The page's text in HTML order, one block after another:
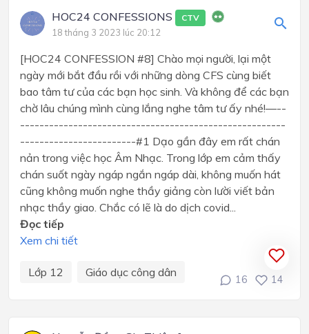
HOC24 CONFESSIONS CTV
18 tháng 3 2023 lúc 20:12
[HOC24 CONFESSION #8] Chào mọi người, lại một
ngày mới bắt đầu rồi với những dòng CFS cùng biết
bao tâm tư của các bạn học sinh. Và không để các bạn
chờ lâu chúng mình cùng lắng nghe tâm tư ấy nhé!—--
-------------------------------------------------------
------------------------#1 Dạo gần đây em rất chán
nản trong việc học Âm Nhạc. Trong lớp em cảm thấy
chán suốt ngày ngáp ngắn ngáp dài, không muốn hát
cũng không muốn nghe thầy giảng còn lười viết bản
nhạc thầy giao. Chắc có lẽ là do dịch covid...
Đọc tiếp
Xem chi tiết
Lớp 12 Giáo dục công dân
16 14